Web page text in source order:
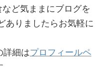
ど気ままにブログを
ありましたらお気軽に
詳細はプロフィールペ